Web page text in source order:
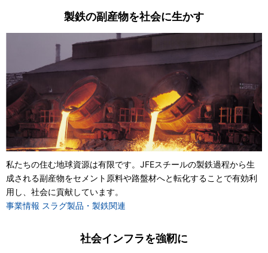
製鉄の副産物を社会に生かす
私たちの住む地球資源は有限です。JFEスチールの製鉄過程から生
成される副産物をセメント原料や路盤材へと転化することで有効利
用し、社会に貢献しています。
事業情報 スラグ製品・製鉄関連
社会インフラを強靭に